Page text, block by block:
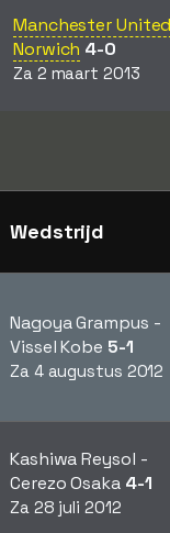
Manchester
Norwich 4-0
Za 2 maart 2013
Wedstrijd
Nagoya Grampus -
Vissel Kobe 5-1
Za 4 augustus 2012
Kashiwa Reysol -
Cerezo Osaka 4-1
Za 28 juli 2012